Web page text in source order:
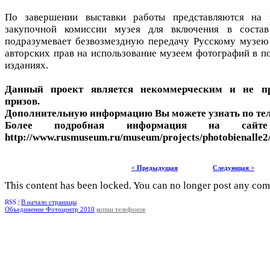
По завершении выставки работы представляются на
закупочной комиссии музея для включения в
подразумевает безвозмездную передачу Русскому
авторских прав на использование музеем фотографий в
изданиях.
Данный проект является некоммерческим и не
призов.
Дополнительную информацию Вы можете узнать по
Более подробная информация на
http://www.rusmuseum.ru/museum/projects/
< Предыдущая Следующая >
This content has been locked. You can no longer post any
RSS | В начало страницы
Объединение Фотоцентр 2010 копии телефонов